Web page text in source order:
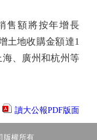
額將按年增長
土地收購金額達1
海、廣州和杭州等
讀大公報PDF版面
版權所有